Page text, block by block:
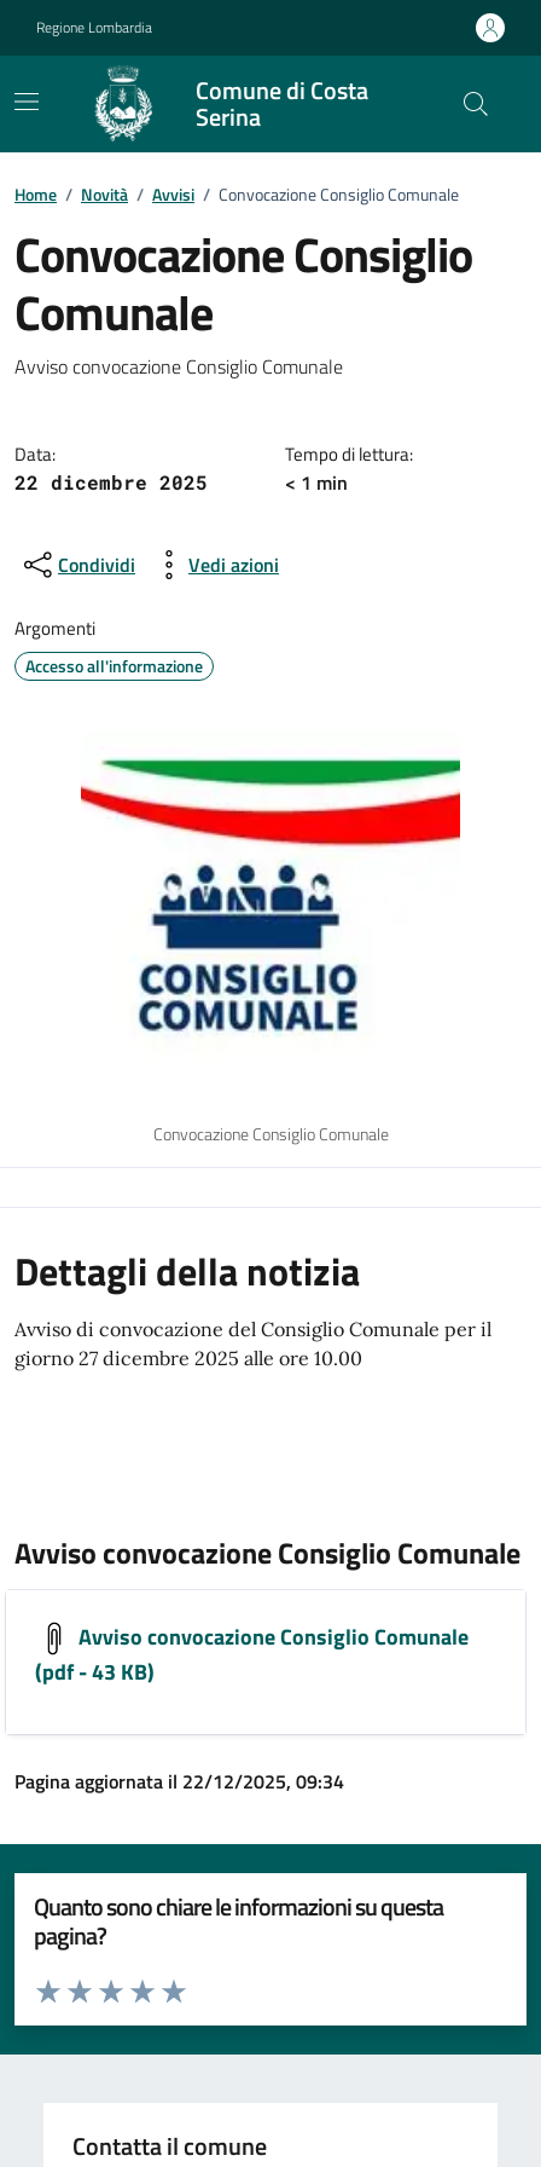
Regione Lombardia
Comune di Costa
Serina
Home / Novità / Avvisi / Convocazione Consiglio Comunale
Convocazione Consiglio
Comunale
Dettagli della notizia
Avviso convocazione Consiglio Comunale
Data:
22 dicembre 2025
Tempo di lettura:
< 1 min
Condividi Vedi azioni
Argomenti
Accesso all'informazione
Convocazione Consiglio Comunale
Dettagli della notizia
Avviso di convocazione del Consiglio Comunale per il
giorno 27 dicembre 2025 alle ore 10.00
Avviso convocazione Consiglio Comunale
Avviso convocazione Consiglio Comunale
(pdf - 43 KB)
Pagina aggiornata il 22/12/2025, 09:34
Quanto sono chiare le informazioni su questa
pagina?
Valuta da 1 a 5 stelle la pagina
Valuta 5 stelle su 5
Valuta 4 stelle su 5
Valuta 3 stelle su 5
Valuta 2 stelle su 5
Valuta 1 stelle su 5
Contatta il comune